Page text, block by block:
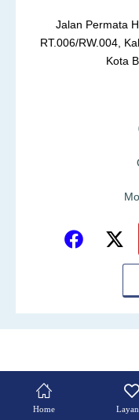
Jalan Permata
RT.006/RW.004,
Kota
Home